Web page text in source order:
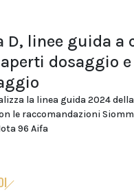
D, linee guida a
dosaggio e
la linea guida 2024
le raccomandazioni
96 Aifa